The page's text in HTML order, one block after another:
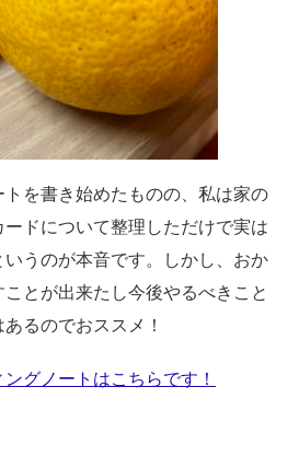
を書き始めたものの、私は家の
ドについて整理しただけで実は
うのが本音です。しかし、おか
とが出来たし今後やるべきこと
るのでおススメ！
グノートはこちらです！